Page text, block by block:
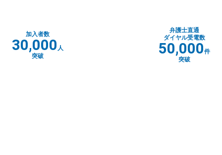
加入者数
30,000人
突破
弁護士直通
ダイヤル受電数
50,000件
突破